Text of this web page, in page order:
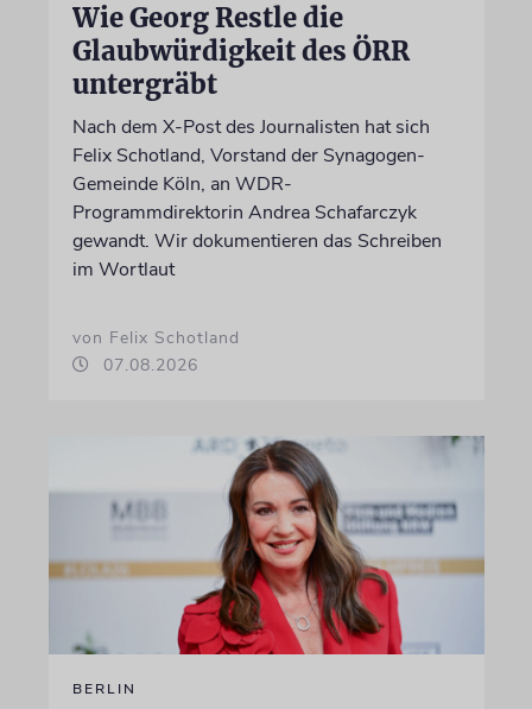
Wie Georg Restle die
Glaubwürdigkeit des ÖRR
untergräbt
Nach dem X-Post des Journalisten hat sich
Felix Schotland, Vorstand der Synagogen-
Gemeinde Köln, an WDR-
Programmdirektorin Andrea Schafarczyk
gewandt. Wir dokumentieren das Schreiben
im Wortlaut
von Felix Schotland
07.08.2026
BERLIN